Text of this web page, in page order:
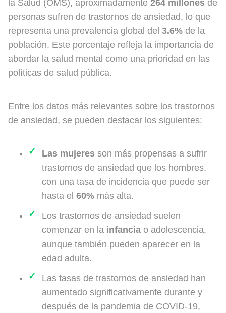
la Salud (OMS), aproximadamente 264 millones de
personas sufren de trastornos de ansiedad, lo que
representa una prevalencia global del 3.6% de la
población. Este porcentaje refleja la importancia de
abordar la salud mental como una prioridad en las
políticas de salud pública.
Entre los datos más relevantes sobre los trastornos
de ansiedad, se pueden destacar los siguientes:
Las mujeres son más propensas a sufrir
trastornos de ansiedad que los hombres,
con una tasa de incidencia que puede ser
hasta el 60% más alta.
Los trastornos de ansiedad suelen
comenzar en la infancia o adolescencia,
aunque también pueden aparecer en la
edad adulta.
Las tasas de trastornos de ansiedad han
aumentado significativamente durante y
después de la pandemia de COVID-19,